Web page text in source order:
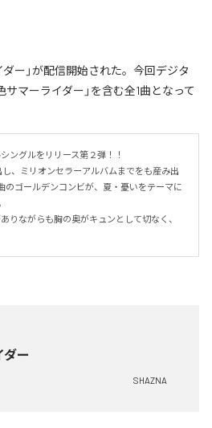
ダー」が配信開始された。今回デジタ
サマーライダー」を含む全1曲となって
ングルをリリース第２弾！！
、ミリオンセラーアルバムまでをも産み出
のゴールデンコンビが、夏・憂いをテーマに
りながらも胸の奥がキュンとして切なく、
ダー
SHAZNA